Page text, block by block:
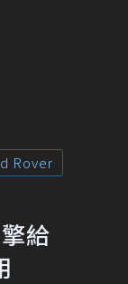
Rover
給